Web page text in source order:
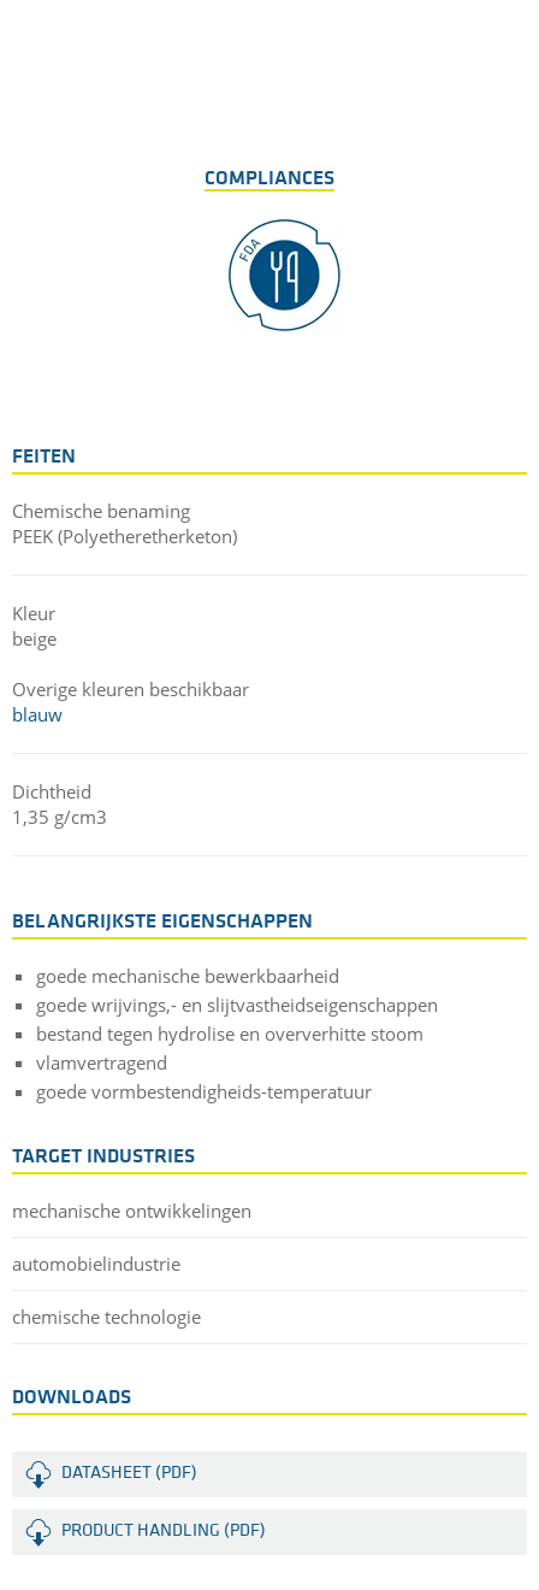
COMPLIANCES
FEITEN
Chemische benaming
PEEK (Polyetheretherketon)
Kleur
beige
Overige kleuren beschikbaar
blauw
Dichtheid
1,35 g/cm3
BELANGRIJKSTE EIGENSCHAPPEN
goede mechanische bewerkbaarheid
goede wrijvings,- en slijtvastheidseigenschappen
bestand tegen hydrolise en oververhitte stoom
vlamvertragend
goede vormbestendigheids-temperatuur
TARGET INDUSTRIES
mechanische ontwikkelingen
automobielindustrie
chemische technologie
DOWNLOADS
DATASHEET (PDF)
PRODUCT HANDLING (PDF)